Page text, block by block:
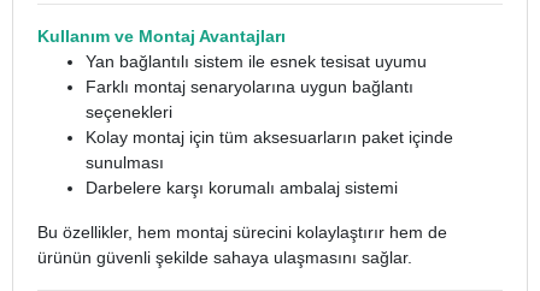
Kullanım ve Montaj Avantajları
Yan bağlantılı sistem ile esnek tesisat uyumu
Farklı montaj senaryolarına uygun bağlantı
seçenekleri
Kolay montaj için tüm aksesuarların paket içinde
sunulması
Darbelere karşı korumalı ambalaj sistemi
Bu özellikler, hem montaj sürecini kolaylaştırır hem de
ürünün güvenli şekilde sahaya ulaşmasını sağlar.